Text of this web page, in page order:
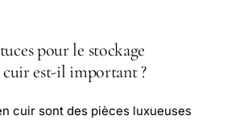
pour le stockage
cuir est-il important ?
cuir sont des pièces luxueuses